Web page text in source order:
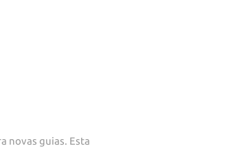
novas guias. Esta